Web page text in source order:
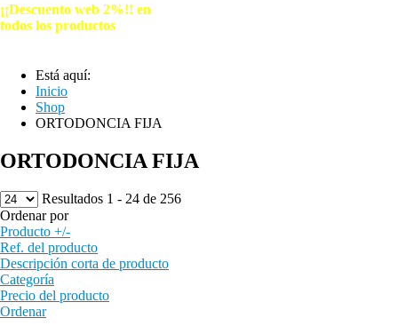
¡¡Descuento web 2%!! en
todos los productos
Está aquí:
Inicio
Shop
ORTODONCIA FIJA
ORTODONCIA FIJA
Resultados 1 - 24 de 256
Ordenar por
Producto +/-
Ref. del producto
Descripción corta de producto
Categoría
Precio del producto
Ordenar